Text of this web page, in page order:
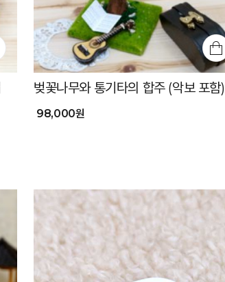
벚꽃나무와 통기타의 합주 (악보 포함)
98,000원